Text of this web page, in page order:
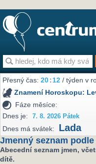
Přesný čas:20:12 / týden v
Znamení Horoskopu:
Fáze měsíce:
Dnes je:
7. 8. 2026 Pátek
Dnes má svátek: Lada
Jmenný seznam
Abecední seznam jmen,
dítě.